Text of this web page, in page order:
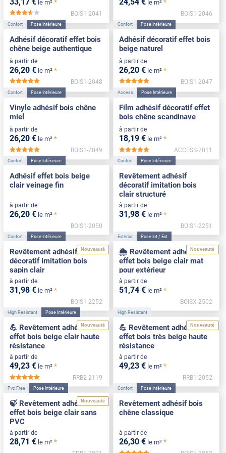
33,17 € le m² *
*****
BOIS1-2041
24,54 € le m² *
BOIS1-2046
Confort Pose Intérieure
Adhésif décoratif effet bois
chêne beige authentique
à partir de
26,20 € le m² *
*****
BOIS1-2048
Confort Pose Intérieure
Adhésif décoratif effet bois
beige naturel
à partir de
26,20 € le m² *
BOIS1-2047
Confort Pose Intérieure
Vinyle adhésif bois chêne
miel
à partir de
26,20 € le m² *
*****
BOIS1-2049
Access Pose Intérieure
Film adhésif décoratif effet
bois chêne scandinave
à partir de
18,19 € le m² *
ACCESS-7011
Confort Pose Intérieure
Adhésif effet bois beige
clair veinage fin
à partir de
26,20 € le m² *
BOIS1-2050
Confort Pose Intérieure
Revêtement adhésif
décoratif imitation bois
clair structuré
à partir de
31,98 € le m² *
BOIS1-2251
Nouveauté
Confort Pose Intérieure
Revêtement adhésif
décoratif imitation bois
sapin clair
à partir de
31,98 € le m² *
BOIS1-2252
Nouveauté
Exterior Pose Int / Ext
🌦️ Revêtement adhésif
effet bois beige clair mat
pour extérieur
à partir de
51,74 € le m² *
BOISX-2502
Nouveauté
High Resistant Pose Intérieure
💪 Revêtement adhésif
effet bois beige clair haute
résistance
à partir de
49,23 € le m² *
*****
RRB2-2119
Nouveauté
High Resistant
💪 Revêtement adhésif
effet bois très beige haute
résistance
à partir de
49,23 € le m² *
RRB1-2052
Nouveauté
Pvc Free Pose Intérieure
🍃 Revêtement adhésif
effet bois beige clair sans
PVC
à partir de
28,71 € le m² *
Confort Pose Intérieure
Revêtement adhésif bois
chêne classique
à partir de
26,30 € le m² *